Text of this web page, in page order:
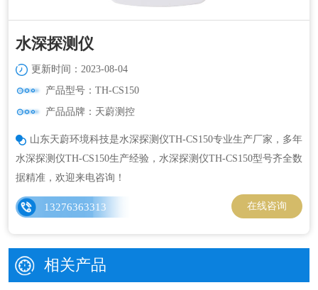
水深探测仪
更新时间：2023-08-04
产品型号：TH-CS150
产品品牌：天蔚测控
山东天蔚环境科技是水深探测仪TH-CS150专业生产厂家，多年
水深探测仪TH-CS150生产经验，水深探测仪TH-CS150型号齐全数
据精准，欢迎来电咨询！
13276363313 在线咨询
相关产品